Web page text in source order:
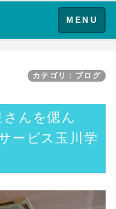
Toggle
navigation
MENU
カテゴリ：ブログ
んを偲ん
ビス玉川学